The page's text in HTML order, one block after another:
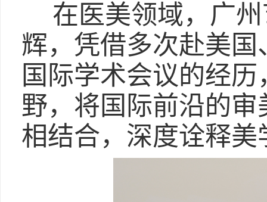
在医美领域，广
辉，凭借多次赴美
国际学术会议的经
野，将国际前沿的
相结合，深度诠释美